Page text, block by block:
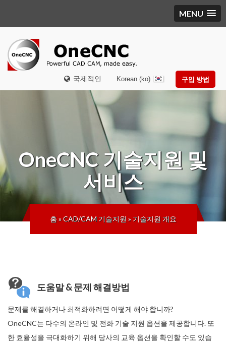
MENU
국제적인 구입 방법
Korean (ko)
OneCNC기술지원 및
서비스
홈»CAD/CAM 기술지원 » 기술지원 개요
도움말 & 문제 해결방법
문제를 해결하거나 최적화하려면 어떻게 해야 합니까?
OneCNC는 다수의 온라인 및 전화 기술 지원 옵션을 제공합니다. 또
한 효율성을 극대화하기 위해 당사의 교육 옵션을 확인할 수도 있습